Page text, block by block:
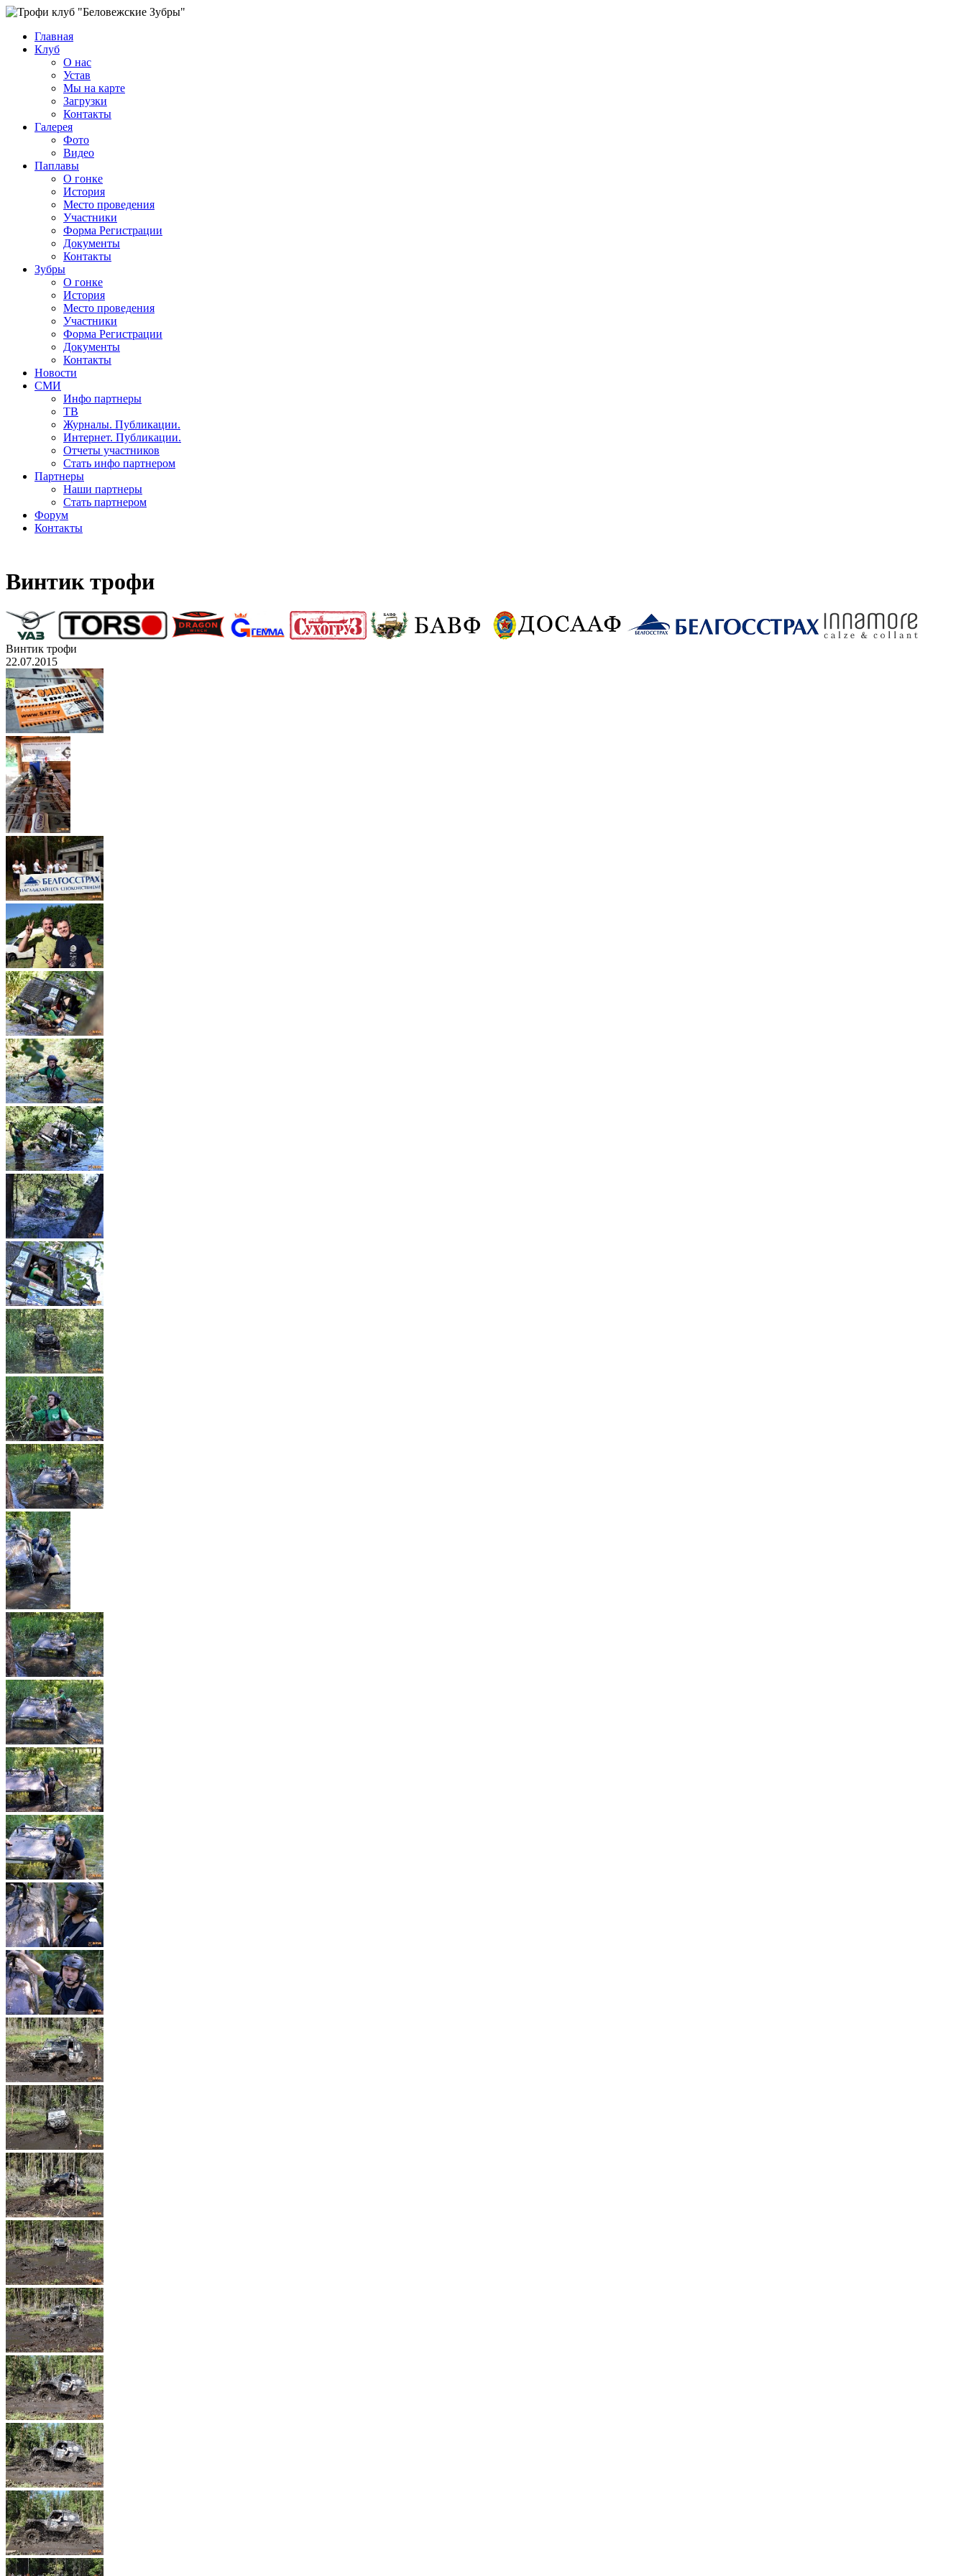
Главная
Клуб
О нас
Устав
Мы на карте
Загрузки
Контакты
Галерея
Фото
Видео
Паплавы
О гонке
История
Место проведения
Участники
Форма Регистрации
Документы
Контакты
Зубры
О гонке
История
Место проведения
Участники
Форма Регистрации
Документы
Контакты
Новости
СМИ
Инфо партнеры
ТВ
Журналы. Публикации.
Интернет. Публикации.
Отчеты участников
Стать инфо партнером
Партнеры
Наши партнеры
Стать партнером
Форум
Контакты
Винтик трофи
Винтик трофи
22.07.2015